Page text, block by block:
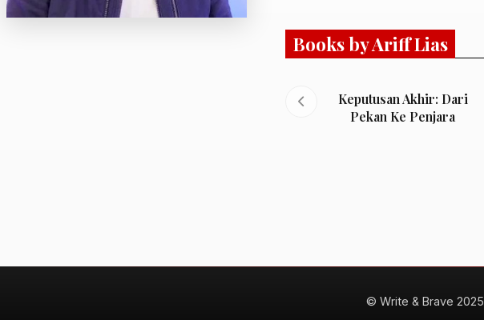
Books by Ariff Lias
Keputusan Akhir: Dari
Pekan Ke Penjara
© Write & Brave 2025